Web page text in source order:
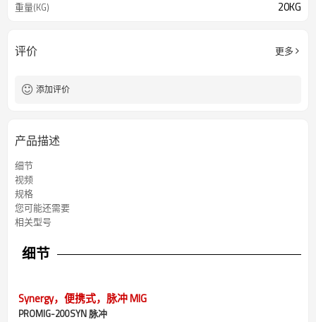
重量(KG) 20KG
评价 更多
添加评价
产品描述
细节
视频
规格
您可能还需要
相关型号
细节
Synergy，便携式，脉冲 MIG
PROMIG-200SYN 脉冲